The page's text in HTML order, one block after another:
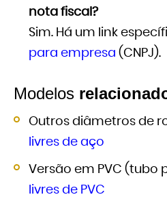
nota fiscal?
Sim. Há um link
para empresa (CNPJ).
Modelos
Outros diâmetros de
livres de aço
Versão em PVC (tubo
livres de PVC